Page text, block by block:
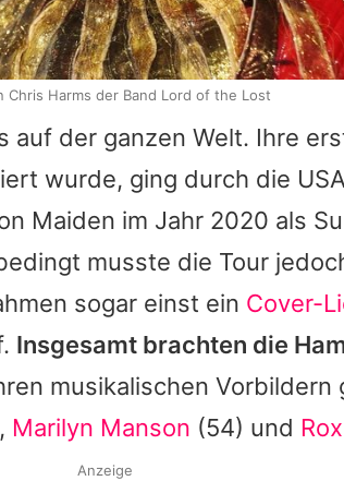
auf der ganzen Welt. Ihre
wurde, ging durch die
Maiden im Jahr 2020 als
musste die Tour
sogar einst ein Cover-
Insgesamt brachten die
musikalischen Vorbildern
, Marilyn Manson (54) und
Chris Harms der Band Lord of the Lost
Anzeige